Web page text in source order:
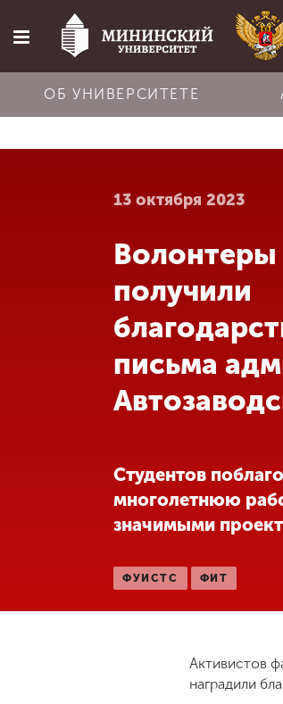
Главная
Об университете
Абитуриенту
Обучение
Другие виды
деятельности
Студенческая
ОБ УНИВЕРСИТЕТЕ
13 октября 2023
получили
письма
Студентов
многолетнюю
значимыми
ФУИСТС ФИТ
Активистов
наградили